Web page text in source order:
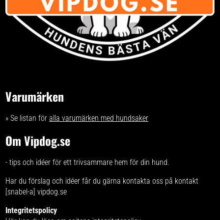
Varumärken
» Se listan föralla varumärken med hundsaker
Om Vipdog.se
- tips och idéer för ett trivsammare hem för din hund.
Har du förslag och idéer får du gärna kontakta oss på kontakt
[snabel-a] vipdog.se
Integritetspolicy